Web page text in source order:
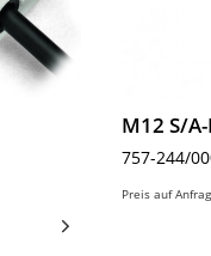
M12 S/
757-244/
Preis auf